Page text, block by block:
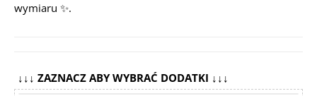
wymiaru ✨.
↓↓↓ ZAZNACZ ABY WYBRAĆ DODATKI ↓↓↓